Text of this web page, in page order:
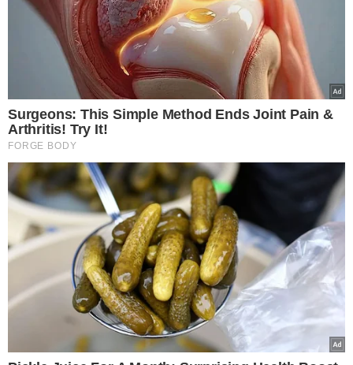
PRODUÇÃO DE ENERGIA
Energia solar já investiu R$
139 bilhões e gerou 840 mil
empregos no Brasil
TÓPICOS
FRAUDE REDES SOCIAIS FALSO EMPREGO
VER COMENTÁRIOS